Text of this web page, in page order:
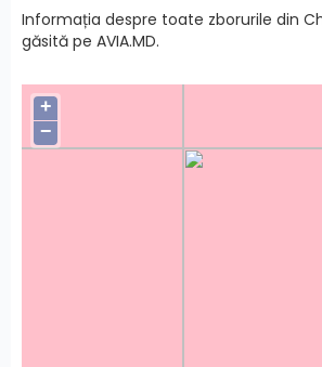
Informația despre toate zborurile din
găsită pe AVIA.MD.
+
−